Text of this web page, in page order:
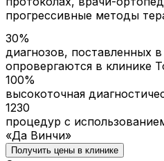
прогрессивные методы
30%
диагнозов, поставленных
опровергаются в клинике
100%
высокоточная
1230
процедур с
«Да Винчи»
Получить цены в клинике